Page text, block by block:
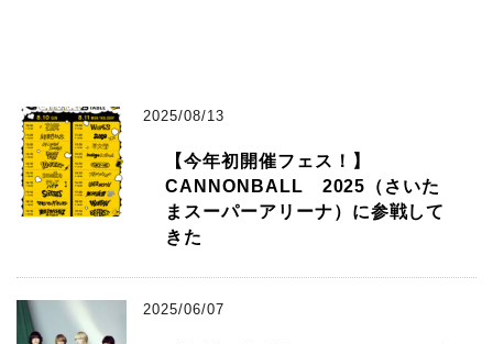
2025/08/13
【今年初開催フェス！】
CANNONBALL 2025（さいた
まスーパーアリーナ）に参戦して
きた
2025/06/07